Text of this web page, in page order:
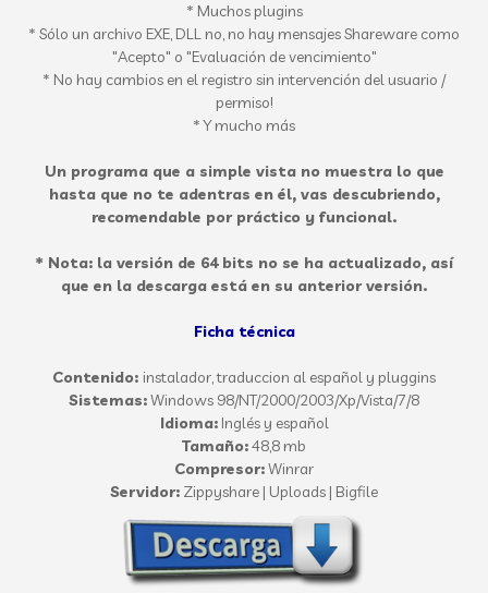
* Muchos plugins
* Sólo un archivo EXE, DLL no, no hay mensajes Shareware como
"Acepto" o "Evaluación de vencimiento"
* No hay cambios en el registro sin intervención del usuario /
permiso!
* Y mucho más
Un programa que a simple vista no muestra lo que
hasta que no te adentras en él, vas descubriendo,
recomendable por práctico y funcional.
* Nota: la versión de 64 bits no se ha actualizado, así
que en la descarga está en su anterior versión.
Ficha técnica
Contenido: instalador, traduccion al español y pluggins
Sistemas:Windows 98/NT/2000/2003/Xp/Vista/7/8
Idioma:Inglés y español
Tamaño:48,8 mb
Compresor:Winrar
Servidor: Zippyshare | Uploads | Bigfile